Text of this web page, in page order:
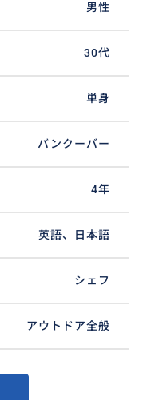
男性
30代
単身
バンクーバー
4年
英語、日本語
シェフ
アウトドア全般